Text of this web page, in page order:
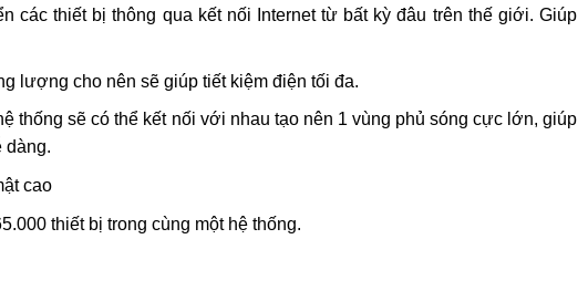
các thiết bị thông qua kết nối Internet từ bất kỳ đâu trên thế giới. Giúp
lượng cho nên sẽ giúp tiết kiệm điện tối đa.
thống sẽ có thể kết nối với nhau tạo nên 1 vùng phủ sóng cực lớn, giúp
dàng.
cao
thiết bị trong cùng một hệ thống.